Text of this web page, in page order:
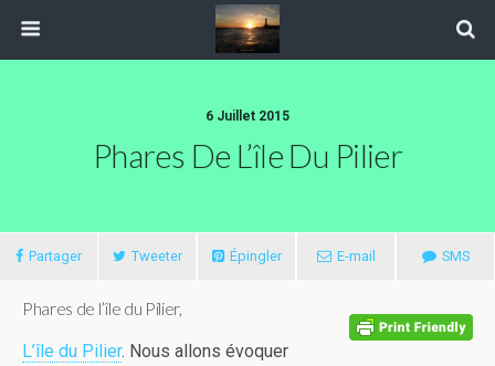
6 Juillet 2015
Phares De L’île Du Pilier
Partager Tweeter Épingler E-mail SMS
Phares de l’île du Pilier,
L’île du Pilier. Nous allons évoquer